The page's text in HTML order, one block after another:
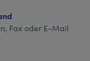
Fax oder E-Mail